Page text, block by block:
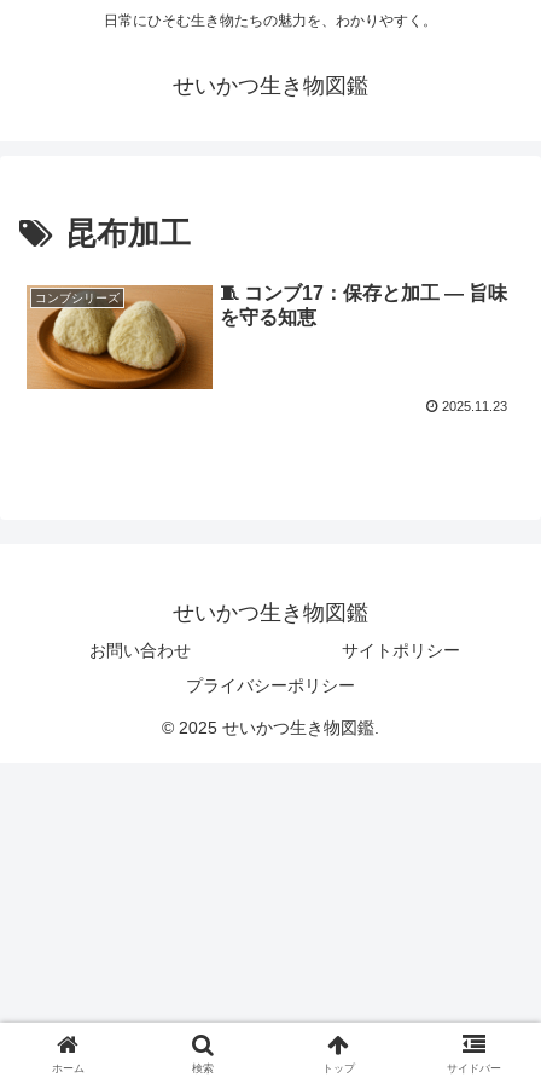
日常にひそむ生き物たちの魅力を、わかりやすく。
せいかつ生き物図鑑
昆布加工
コンブシリーズ
🧵 コンブ17：保存と加工 ― 旨味
を守る知恵
2025.11.23
せいかつ生き物図鑑
お問い合わせ
サイトポリシー
プライバシーポリシー
© 2025 せいかつ生き物図鑑.
ホーム 検索 トップ サイドバー